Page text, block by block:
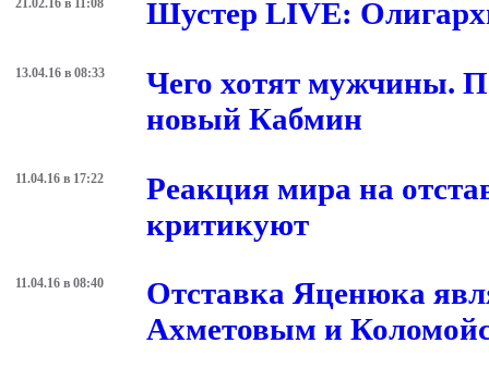
21.02.16 в 11:08 Шустер LIVE:
13.04.16 в 08:33
Чего хотят мужчины.
новый Кабмин
11.04.16 в 17:22
Реакция мира на
критикуют
11.04.16 в 08:40
Отставка Яценюка
Ахметовым и